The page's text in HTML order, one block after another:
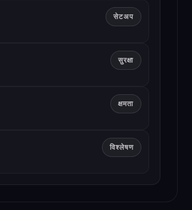
सेटअप
सुरक्षा
क्षमता
विश्लेषण